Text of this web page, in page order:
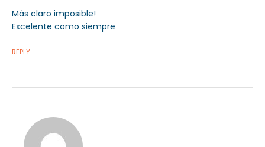
Más claro imposible!
Excelente como siempre
REPLY